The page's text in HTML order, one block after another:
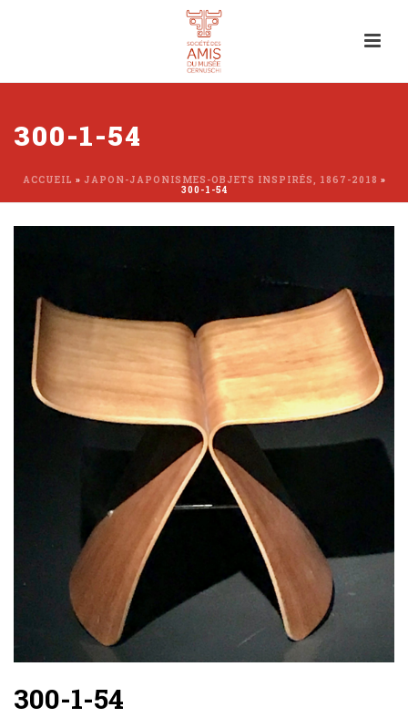
300-1-54
ACCUEIL » JAPON-JAPONISMES-OBJETS INSPIRÉS, 1867-2018 »
300-1-54
300-1-54